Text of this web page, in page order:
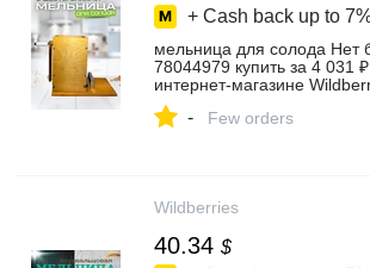
+ Cash back up to
мельница для солода Нет
78044979 купить за 4 031
интернет‑магазине
- Few orders
Wildberries
40.34 $